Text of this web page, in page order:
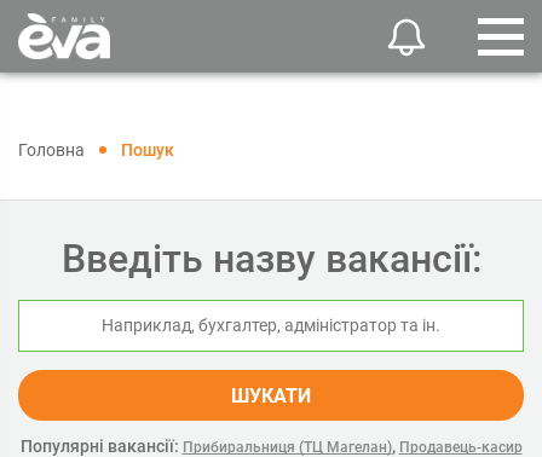
Головна Пошук
Введіть назву вакансії:
ШУКАТИ
Популярні вакансії: Прибиральниця (ТЦ Магелан), Продавець-касир